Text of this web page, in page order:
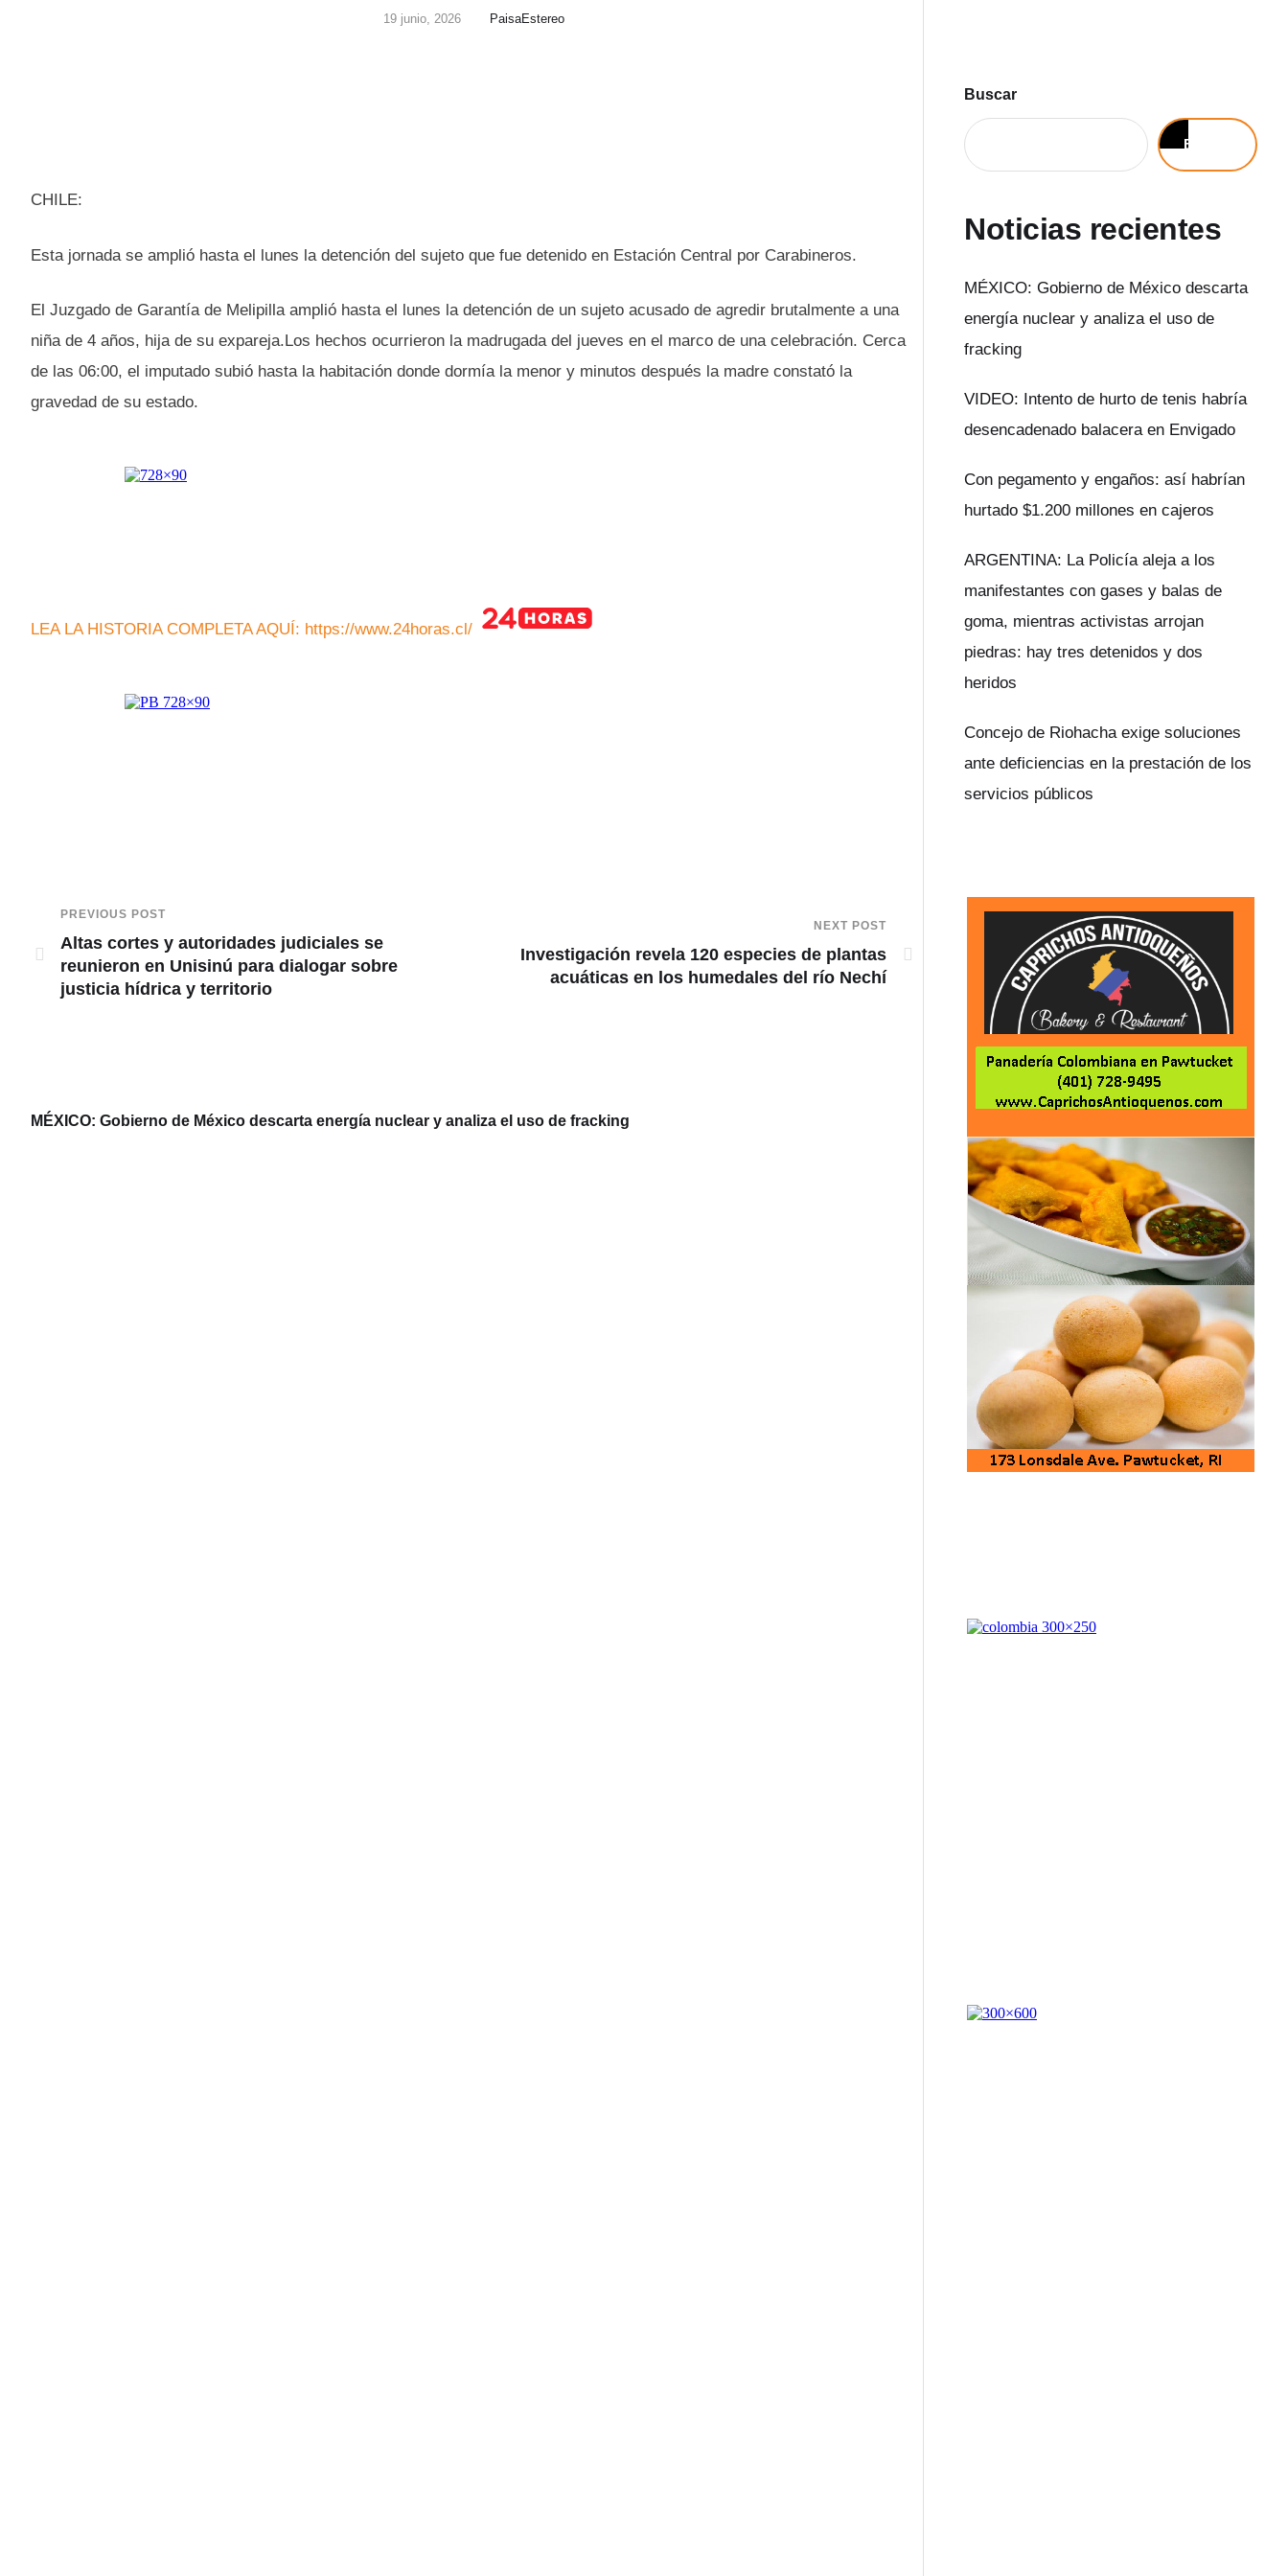
19 junio, 2026 PaisaEstereo
CHILE:
Esta jornada se amplió hasta el lunes la detención del sujeto que fue detenido en Estación Central por Carabineros.
El Juzgado de Garantía de Melipilla amplió hasta el lunes la detención de un sujeto acusado de agredir brutalmente a una
niña de 4 años, hija de su expareja.Los hechos ocurrieron la madrugada del jueves en el marco de una celebración. Cerca
de las 06:00, el imputado subió hasta la habitación donde dormía la menor y minutos después la madre constató la
gravedad de su estado.
LEA LA HISTORIA COMPLETA AQUÍ: https://www.24horas.cl/
PREVIOUS POST
Altas cortes y autoridades judiciales se
reunieron en Unisinú para dialogar sobre
justicia hídrica y territorio
NEXT POST
Investigación revela 120 especies de plantas
acuáticas en los humedales del río Nechí
MÉXICO: Gobierno de México descarta energía nuclear y analiza el uso de fracking
Buscar
Buscar
Noticias recientes
MÉXICO: Gobierno de México descarta
energía nuclear y analiza el uso de
fracking
VIDEO: Intento de hurto de tenis habría
desencadenado balacera en Envigado
Con pegamento y engaños: así habrían
hurtado $1.200 millones en cajeros
ARGENTINA: La Policía aleja a los
manifestantes con gases y balas de
goma, mientras activistas arrojan
piedras: hay tres detenidos y dos
heridos
Concejo de Riohacha exige soluciones
ante deficiencias en la prestación de los
servicios públicos